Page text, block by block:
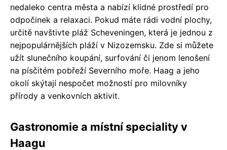
nedaleko centra města a nabízí klidné prostředí pro
odpočinek a relaxaci. Pokud máte rádi vodní plochy,
určitě navštivte pláž Scheveningen, která je jednou z
nejpopulárnějších pláží v Nizozemsku. Zde si můžete
užít slunečního koupání, surfování či jenom lenošení
na písčitém pobřeží Severního moře. Haag a jeho
okolí skýtají nespočet možností pro milovníky
přírody a venkovních aktivit.
Gastronomie a místní speciality v
Haagu